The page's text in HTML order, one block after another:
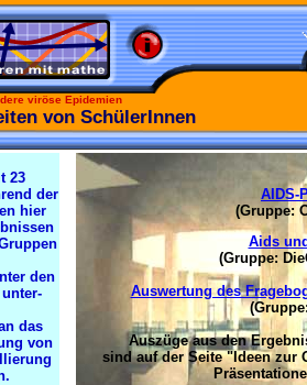
viröse Epidemien
von SchülerInnen
23
der
hier
den
das
von
AIDS-
(Gruppe:
Aids
(Gruppe:
Auswertung des
Auszüge aus den
sind auf der Seite "Ideen zur